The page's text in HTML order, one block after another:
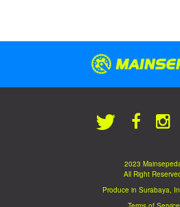
2023
All Right
Produce in Surabaya,